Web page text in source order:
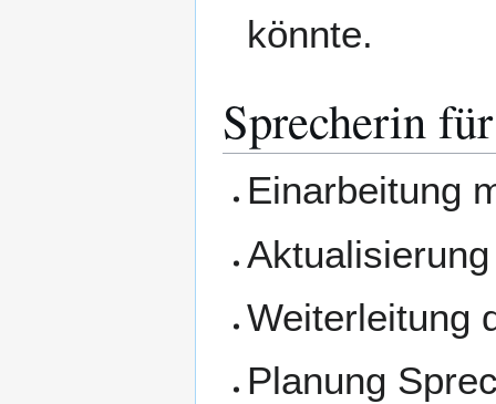
könnte.
Sprecherin
Einarbeitung
Weiterleitung
Planung